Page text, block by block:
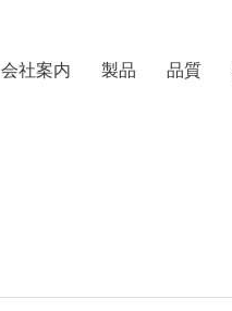
会社案内 製品 品質